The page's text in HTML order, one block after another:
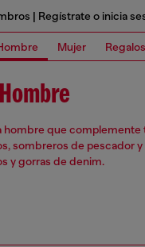
| Regístrate o inicia
Mujer Regalos
que complemente
sombreros de pescador
y gorras de denim.